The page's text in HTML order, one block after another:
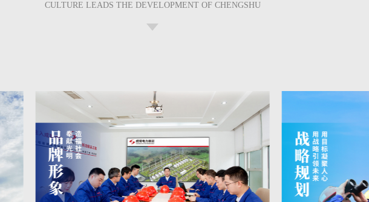
CULTURE LEADS THE DEVELOPMENT OF CHENGSHU